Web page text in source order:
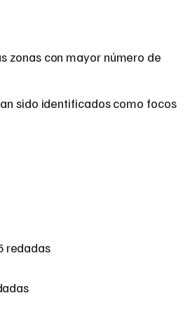
zonas con mayor número de
sido identificados como focos
redadas